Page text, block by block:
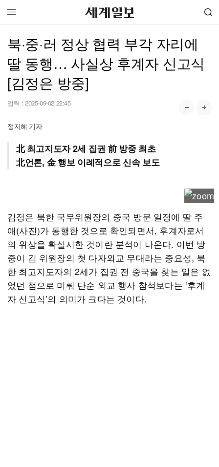
북·중·러 정상 협력 부각 자리에
딸 동행… 사실상 후계자 신고식
[김정은 방중]
입력 : 2025-09-02 22:45
정지혜 기자
北 최고지도자 2세 집권 前 방중 최초
北언론, 金 행보 이례적으로 신속 보도
김정은 북한 국무위원장의 중국 방문 일정에 딸 주
애(사진)가 동행한 것으로 확인되면서, 후계자로서
의 위상을 확실시한 것이란 분석이 나온다. 이번 방
중이 김 위원장의 첫 다자외교 무대라는 중요성, 북
한 최고지도자의 2세가 집권 전 중국을 찾는 일은 없
었던 점으로 미뤄 단순 외교 행사 참석보다는 ‘후계
자 신고식’의 의미가 크다는 것이다.